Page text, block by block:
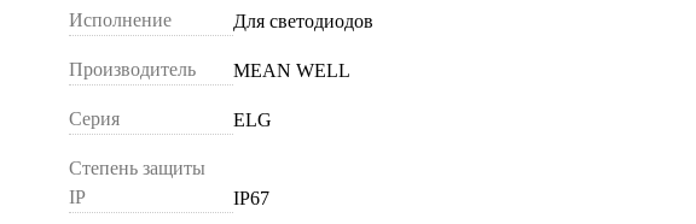
Исполнение Для светодиодов
Производитель MEAN WELL
Серия ELG
Степень защиты
IP
IP67